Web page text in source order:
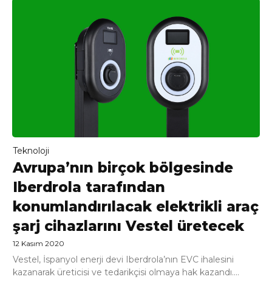
Teknoloji
Avrupa’nın birçok bölgesinde
Iberdrola tarafından
konumlandırılacak elektrikli araç
şarj cihazlarını Vestel üretecek
12 Kasım 2020
Vestel, İspanyol enerji devi Iberdrola’nın EVC ihalesini
kazanarak üreticisi ve tedarikçisi olmaya hak kazandı....